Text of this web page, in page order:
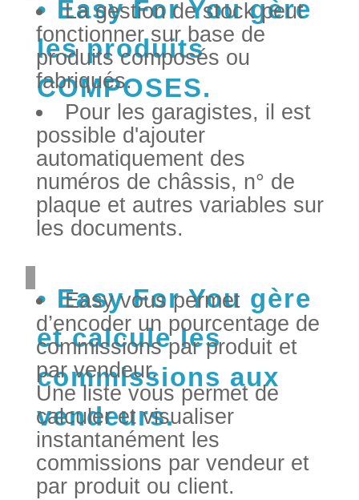
Easy For You gère
les produits
COMPOSES.
La gestion de stock peut
fonctionner sur base de
produits composés ou
fabriqués.
Pour les garagistes, il est
possible d'ajouter
automatiquement des
numéros de châssis, n° de
plaque et autres variables sur
les documents.
Easy For You gère
et calcule les
commissions aux
vendeurs.
Easy vous permet
d’encoder un pourcentage de
commissions par produit et
par vendeur.
Une liste vous permet de
calculer et visualiser
instantanément les
commissions par vendeur et
par produit ou client.